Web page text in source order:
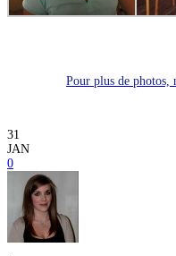
Pour plus de photos,
31
JAN
0